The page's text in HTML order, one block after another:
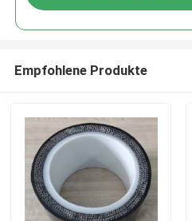
Empfohlene Produkte